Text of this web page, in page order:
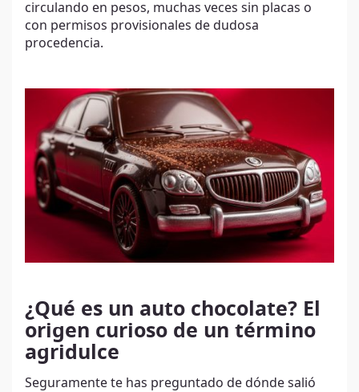
circulando en pesos, muchas veces sin placas o
con permisos provisionales de dudosa
procedencia.
¿Qué es un auto chocolate? El
origen curioso de un término
agridulce
Seguramente te has preguntado de dónde salió